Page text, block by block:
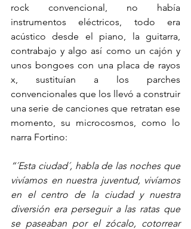
rock convencional, no había
instrumentos eléctricos, todo era
acústico desde el piano, la guitarra,
contrabajo y algo así como un cajón y
unos bongoes con una placa de rayos
x, sustituían a los parches
convencionales que los llevó a construir
una serie de canciones que retratan ese
momento, su microcosmos, como lo
narra Fortino:
“´Esta ciudad´, habla de las noches que
vivíamos en nuestra juventud, vivíamos
en el centro de la ciudad y nuestra
diversión era perseguir a las ratas que
se paseaban por el zócalo, cotorrear